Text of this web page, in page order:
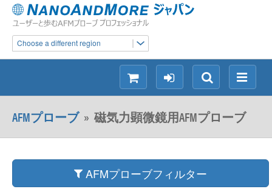
Choose a different region
メ
ニ
ュ
ー
検
索
ロ
グ
イ
ン
シ
ョ
ッ
ピ
グ
AFMプローブ» 磁気力顕微鏡用AFMプローブ
AFMプローブフィルター